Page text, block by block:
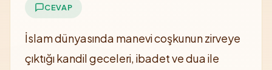
CEVAP
İslam dünyasında manevi coşkunun zirveye
çıktığı kandil geceleri, ibadet ve dua ile